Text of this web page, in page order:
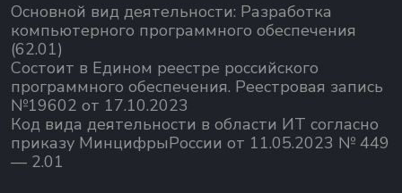
Основной вид деятельности: Разработка
компьютерного программного обеспечения
(62.01)
Состоит в Едином реестре российского
программного обеспечения. Реестровая запись
№19602 от 17.10.2023
Код вида деятельности в области ИТ согласно
приказу МинцифрыРоссии от 11.05.2023 № 449
— 2.01